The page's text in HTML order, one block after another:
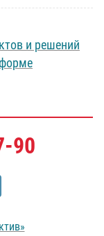
и решений
90